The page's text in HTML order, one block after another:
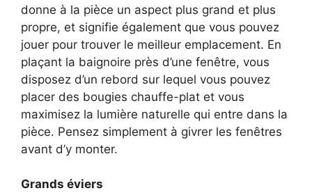
donne à la pièce un aspect plus grand et plus
propre, et signifie également que vous pouvez
jouer pour trouver le meilleur emplacement. En
plaçant la baignoire près d’une fenêtre, vous
disposez d’un rebord sur lequel vous pouvez
placer des bougies chauffe-plat et vous
maximisez la lumière naturelle qui entre dans la
pièce. Pensez simplement à givrer les fenêtres
avant d’y monter.
Grands éviers